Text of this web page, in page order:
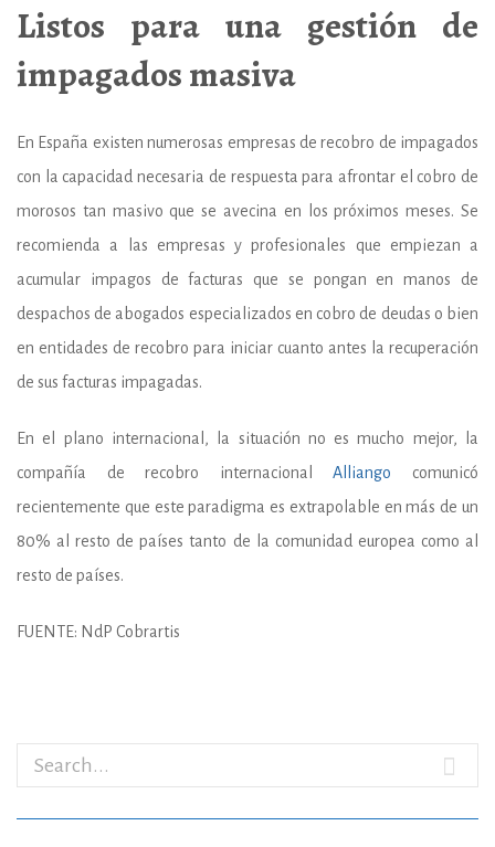
Listos para una gestión de
impagados masiva
En España existen numerosas empresas de recobro de impagados
con la capacidad necesaria de respuesta para afrontar el cobro de
morosos tan masivo que se avecina en los próximos meses. Se
recomienda a las empresas y profesionales que empiezan a
acumular impagos de facturas que se pongan en manos de
despachos de abogados especializados en cobro de deudas o bien
en entidades de recobro para iniciar cuanto antes la recuperación
de sus facturas impagadas.
En el plano internacional, la situación no es mucho mejor, la
compañía de recobro internacionalAlliango comunicó
recientemente que este paradigma es extrapolable en más de un
80% al resto de países tanto de la comunidad europea como al
resto de países.
FUENTE: NdP Cobrartis